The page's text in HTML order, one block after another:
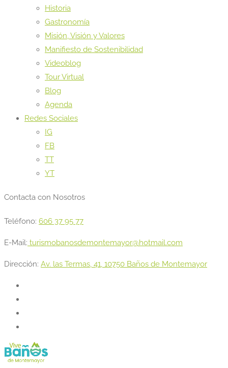
Historia
Gastronomía
Misión, Visión y Valores
Manifiesto de Sostenibilidad
Videoblog
Tour Virtual
Blog
Agenda
Redes Sociales
IG
FB
TT
YT
Contacta con Nosotros
Teléfono: 606 37 95 77
E-Mail: turismobanosdemontemayor@hotmail.com
Dirección: Av. las Termas, 41, 10750 Baños de Montemayor